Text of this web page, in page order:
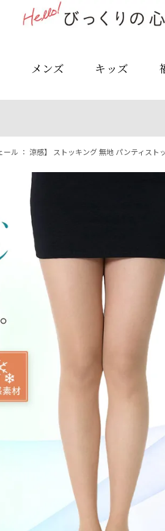
メンズ キッズ
ール ： 涼感】 ストッキング 無地 パンティス